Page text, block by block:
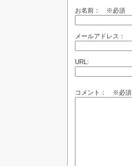
お名前： ※必須
メールアドレス：
URL:
コメント： ※必須